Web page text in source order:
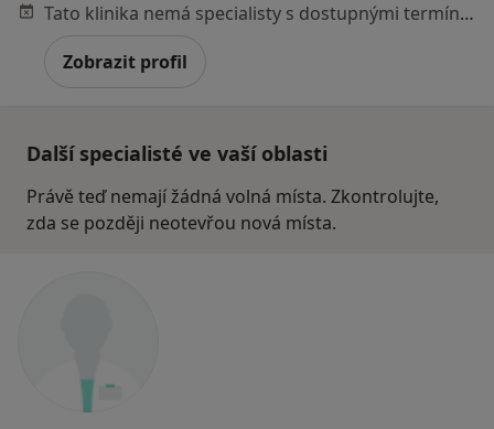
Tato klinika nemá specialisty s dostupnými termíny v online kalendáři
Zobrazit profil
Další specialisté ve vaší oblasti
Právě teď nemají žádná volná místa. Zkontrolujte,
zda se později neotevřou nová místa.